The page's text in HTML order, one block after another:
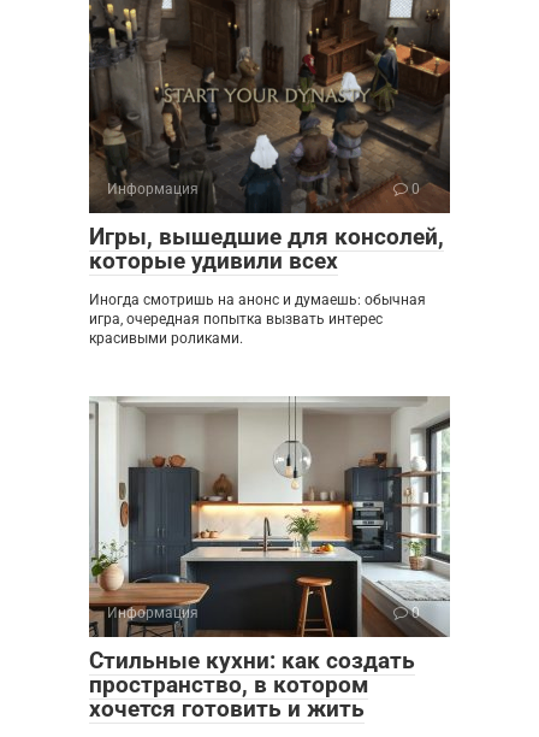
Информация 0
Игры, вышедшие для консолей,
которые удивили всех
Иногда смотришь на анонс и думаешь: обычная
игра, очередная попытка вызвать интерес
красивыми роликами.
Информация 0
Стильные кухни: как создать
пространство, в котором
хочется готовить и жить